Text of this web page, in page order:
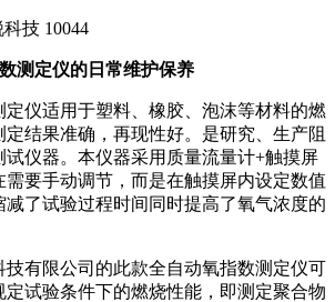
科技 10044
测定仪的日常维护保养
定仪适用于塑料、橡胶、泡沫等材料的燃
结果准确，再现性好。是研究、生产阻
仪器。本仪器采用质量流量计+触摸屏
要手动调节，而是在触摸屏内设定数值
减了试验过程时间同时提高了氧气浓度的
有限公司的此款全自动氧指数测定仪可
定试验条件下的燃烧性能，即测定聚合物